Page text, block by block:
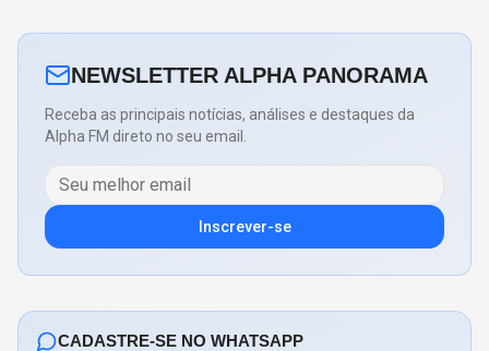
NEWSLETTER ALPHA PANORAMA
Receba as principais notícias, análises e destaques da
Alpha FM direto no seu email.
Inscrever-se
CADASTRE-SE NO WHATSAPP